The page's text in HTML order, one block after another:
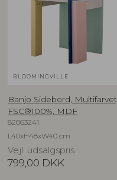
BLOOMINGVILLE
Banjo Sidebord, Multifarvet,
FSC®100%, MDF
82063241
L40xH48xW40 cm
Vejl. udsalgspris
799,00 DKK